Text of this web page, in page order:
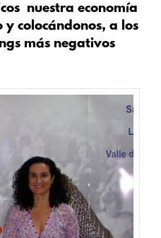
nuestra economía
colocándonos, a los
más negativos